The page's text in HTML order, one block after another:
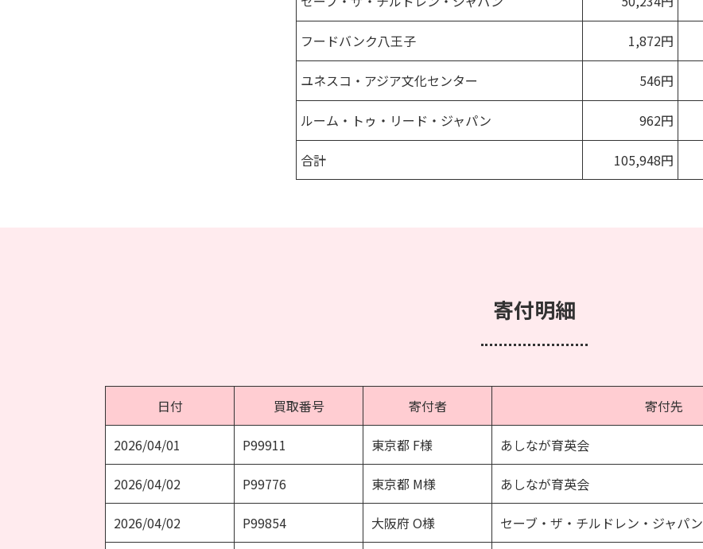
フードバンク八王子 1,872円
ユネスコ・アジア文化センター 546円
ルーム・トゥ・リード・ジャパン 962円
合計 105,948円
寄付明細
日付 買取番号 寄付者 寄付先
2026/04/01 P99911 東京都 F様 あしなが育英会
2026/04/02 P99776 東京都 M様 あしなが育英会
2026/04/02 P99854 大阪府 O様 セーブ・ザ・チルドレン・ジャパン